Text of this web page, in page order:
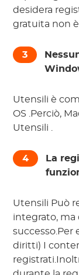
desidera
gratuita non
3
Utensiliè
OS .Perciò,
Utensili .
4
La
Utensili Può
integrato, ma
successo.Per
diritti) I